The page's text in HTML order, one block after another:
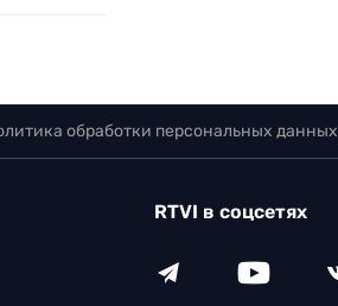
обработки персональных данных
RTVI в соцсетях